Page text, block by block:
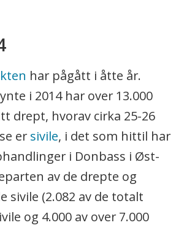
har pågått i åtte år.
i 2014 har over 13.000
drept, hvorav cirka 25-26
er sivile, i det som hittil har
i Donbass i Øst-
av de drepte og
sivile (2.082 av de totalt
og 4.000 av over 7.000